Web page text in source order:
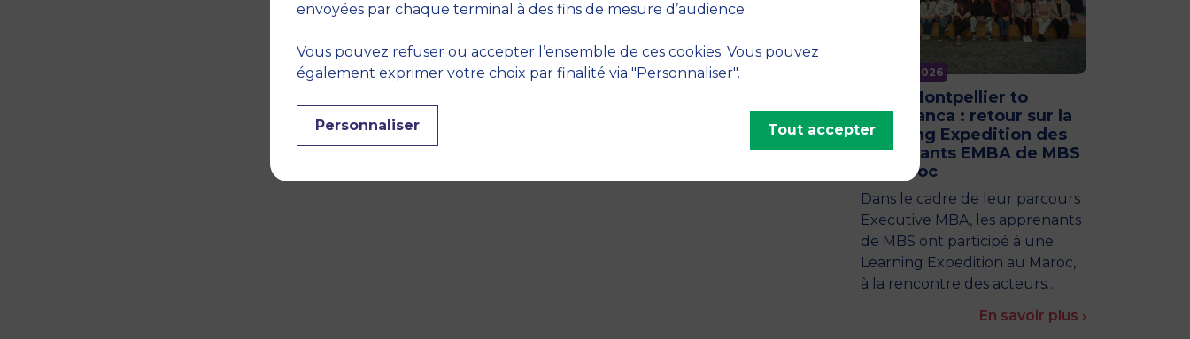
11 juin 2026
From Montpellier to
Casablanca : retour sur la
Learning Expedition des
apprenants EMBA de MBS
au Maroc
Dans le cadre de leur parcours
Executive MBA, les apprenants
de MBS ont participé à une
Learning Expedition au Maroc,
à la rencontre des acteurs…
En savoir plus ›
envoyées par chaque terminal à des fins de mesure d’audience.
Vous pouvez refuser ou accepter l’ensemble de ces cookies. Vous pouvez
également exprimer votre choix par finalité via "Personnaliser".
Personnaliser Tout accepter